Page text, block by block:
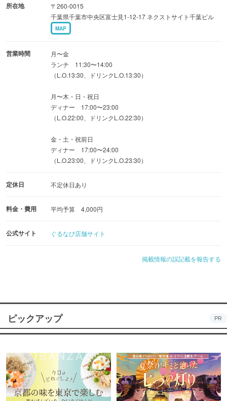
所在地
〒260-0015
千葉県千葉市中央区富士見1-12-17 ネクストサイト千葉ビル
MAP
営業時間
月〜金
ランチ 11:30〜14:00
（L.O.13:30、ドリンクL.O.13:30）
月〜木・日・祝日
ディナー 17:00〜23:00
（L.O.22:00、ドリンクL.O.22:30）
金・土・祝前日
ディナー 17:00〜24:00
（L.O.23:00、ドリンクL.O.23:30）
定休日 不定休日あり
料金・費用 平均予算 4,000円
公式サイト ぐるなび店舗サイト
掲載情報の誤記載を報告する
ピックアップ PR